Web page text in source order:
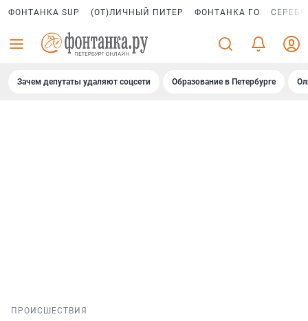
ФОНТАНКА SUP (ОТ)ЛИЧНЫЙ ПИТЕР ФОНТАНКА ГО
Зачем депутаты удаляют соцсети Образование в Петербурге
ПРОИСШЕСТВИЯ